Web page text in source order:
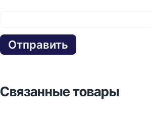
Связанные товары